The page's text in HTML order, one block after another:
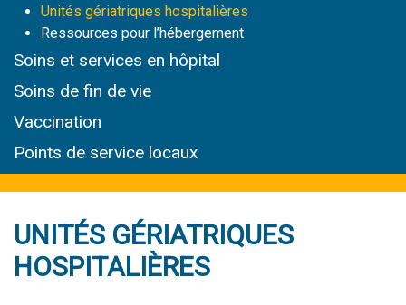
Unités gériatriques hospitalières
Ressources pour l’hébergement
Soins et services en hôpital
Soins de fin de vie
Vaccination
Points de service locaux
UNITÉS GÉRIATRIQUES
HOSPITALIÈRES